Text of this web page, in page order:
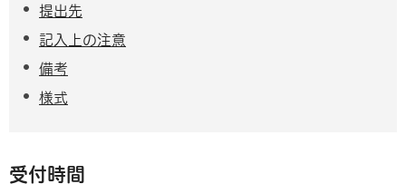
提出先
記入上の注意
備考
様式
受付時間